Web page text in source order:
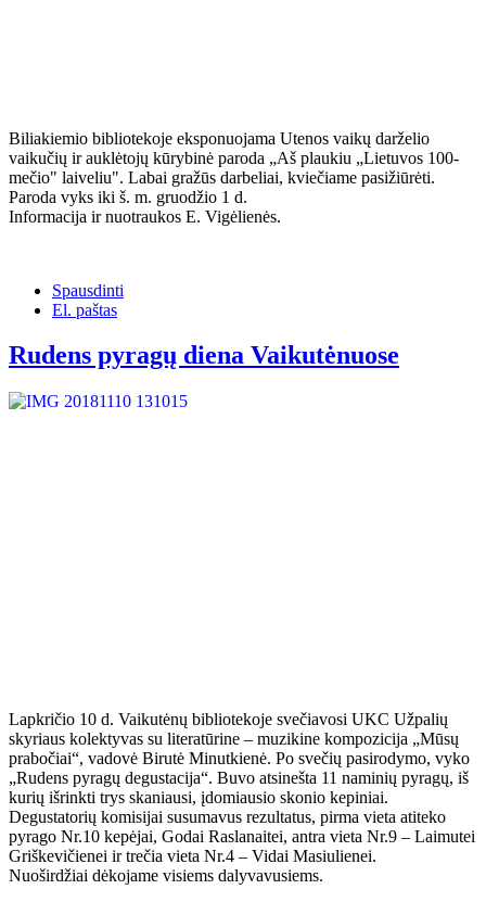
Biliakiemio bibliotekoje eksponuojama Utenos vaikų darželio
vaikučių ir auklėtojų kūrybinė paroda „Aš plaukiu „Lietuvos 100-
mečio" laiveliu". Labai gražūs darbeliai, kviečiame pasižiūrėti.
Paroda vyks iki š. m. gruodžio 1 d.
Informacija ir nuotraukos E. Vigėlienės.
Spausdinti
El. paštas
Rudens pyragų diena Vaikutėnuose
Lapkričio 10 d. Vaikutėnų bibliotekoje svečiavosi UKC Užpalių
skyriaus kolektyvas su literatūrine – muzikine kompozicija „Mūsų
prabočiai“, vadovė Birutė Minutkienė. Po svečių pasirodymo, vyko
„Rudens pyragų degustacija“. Buvo atsinešta 11 naminių pyragų, iš
kurių išrinkti trys skaniausi, įdomiausio skonio kepiniai.
Degustatorių komisijai susumavus rezultatus, pirma vieta atiteko
pyrago Nr.10 kepėjai, Godai Raslanaitei, antra vieta Nr.9 – Laimutei
Griškevičienei ir trečia vieta Nr.4 – Vidai Masiulienei.
Nuoširdžiai dėkojame visiems dalyvavusiems.